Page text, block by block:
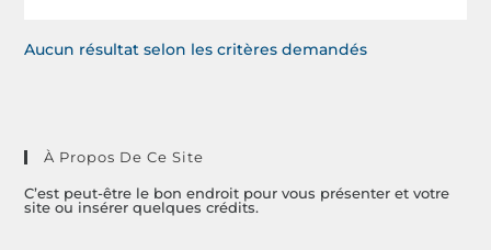
Aucun résultat selon les critères demandés
À Propos De Ce Site
C’est peut-être le bon endroit pour vous présenter et votre
site ou insérer quelques crédits.